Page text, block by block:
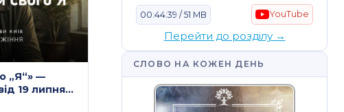
„Я“» —
19 липня
00:44:39 / 51 MB YouTube
Перейти до розділу →
СЛОВО НА КОЖЕН ДЕНЬ